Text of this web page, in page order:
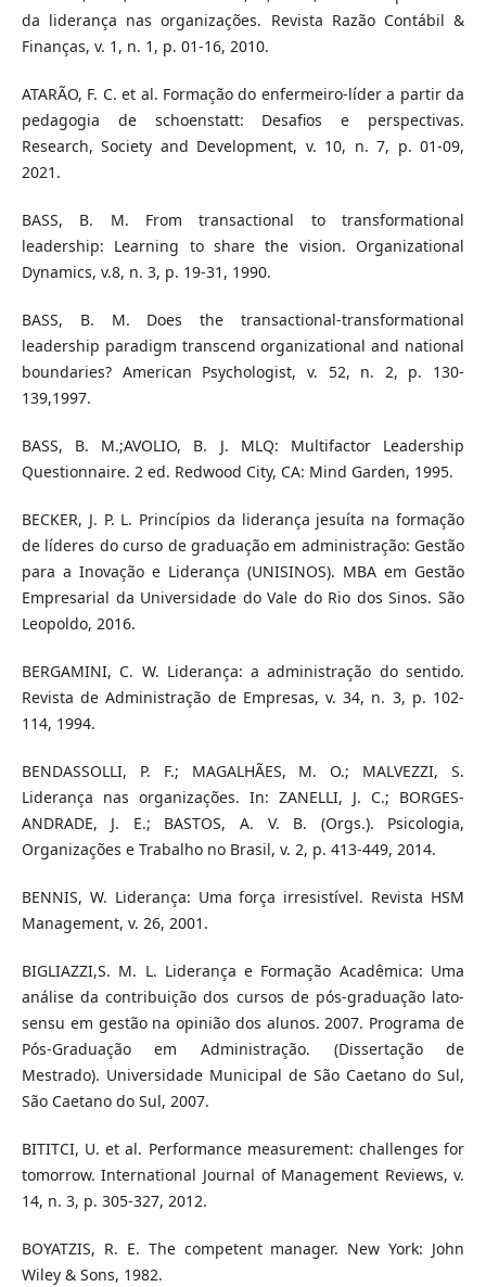
da liderança nas organizações. Revista Razão Contábil &
Finanças, v. 1, n. 1, p. 01-16, 2010.
ATARÃO, F. C. et al. Formação do enfermeiro-líder a partir da
pedagogia de schoenstatt: Desafios e perspectivas.
Research, Society and Development, v. 10, n. 7, p. 01-09,
2021.
BASS, B. M. From transactional to transformational
leadership: Learning to share the vision. Organizational
Dynamics, v.8, n. 3, p. 19-31, 1990.
BASS, B. M. Does the transactional-transformational
leadership paradigm transcend organizational and national
boundaries? American Psychologist, v. 52, n. 2, p. 130-
139,1997.
BASS, B. M.;AVOLIO, B. J. MLQ: Multifactor Leadership
Questionnaire. 2 ed. Redwood City, CA: Mind Garden, 1995.
BECKER, J. P. L. Princípios da liderança jesuíta na formação
de líderes do curso de graduação em administração: Gestão
para a Inovação e Liderança (UNISINOS). MBA em Gestão
Empresarial da Universidade do Vale do Rio dos Sinos. São
Leopoldo, 2016.
BERGAMINI, C. W. Liderança: a administração do sentido.
Revista de Administração de Empresas, v. 34, n. 3, p. 102-
114, 1994.
BENDASSOLLI, P. F.; MAGALHÃES, M. O.; MALVEZZI, S.
Liderança nas organizações. In: ZANELLI, J. C.; BORGES-
ANDRADE, J. E.; BASTOS, A. V. B. (Orgs.). Psicologia,
Organizações e Trabalho no Brasil, v. 2, p. 413-449, 2014.
BENNIS, W. Liderança: Uma força irresistível. Revista HSM
Management, v. 26, 2001.
BIGLIAZZI,S. M. L. Liderança e Formação Acadêmica: Uma
análise da contribuição dos cursos de pós-graduação lato-
sensu em gestão na opinião dos alunos. 2007. Programa de
Pós-Graduação em Administração. (Dissertação de
Mestrado). Universidade Municipal de São Caetano do Sul,
São Caetano do Sul, 2007.
BITITCI, U. et al. Performance measurement: challenges for
tomorrow. International Journal of Management Reviews, v.
14, n. 3, p. 305-327, 2012.
BOYATZIS, R. E. The competent manager. New York: John
Wiley & Sons, 1982.